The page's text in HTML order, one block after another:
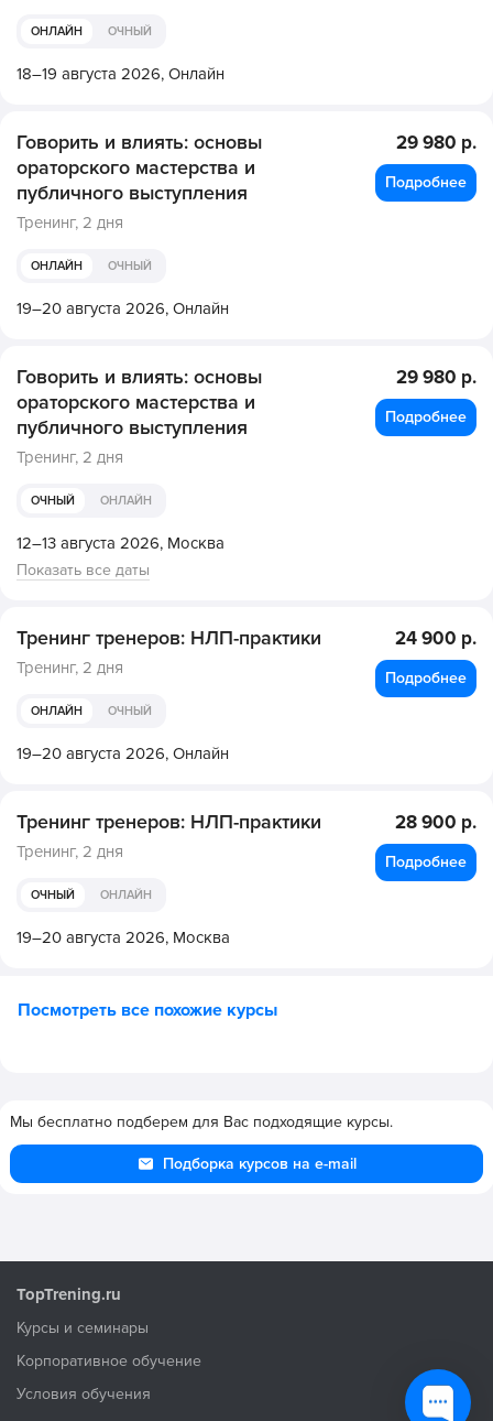
ОНЛАЙН ОЧНЫЙ
18–19 августа 2026, Онлайн
Говорить и влиять: основы
ораторского мастерства и
публичного выступления
Тренинг, 2 дня
ОНЛАЙН ОЧНЫЙ
19–20 августа 2026, Онлайн
29 980 р.
Подробнее
Говорить и влиять: основы
ораторского мастерства и
публичного выступления
Тренинг, 2 дня
ОЧНЫЙ ОНЛАЙН
12–13 августа 2026, Москва
Показать все даты
29 980 р.
Подробнее
Тренинг тренеров: НЛП-практики
Тренинг, 2 дня
ОНЛАЙН ОЧНЫЙ
19–20 августа 2026, Онлайн
24 900 р.
Подробнее
Тренинг тренеров: НЛП-практики
Тренинг, 2 дня
ОЧНЫЙ ОНЛАЙН
19–20 августа 2026, Москва
28 900 р.
Подробнее
Посмотреть все похожие курсы
Мы бесплатно подберем для Вас подходящие курсы.
Подборка курсов на e-mail
TopTrening.ru
Курсы и семинары
Корпоративное обучение
Условия обучения